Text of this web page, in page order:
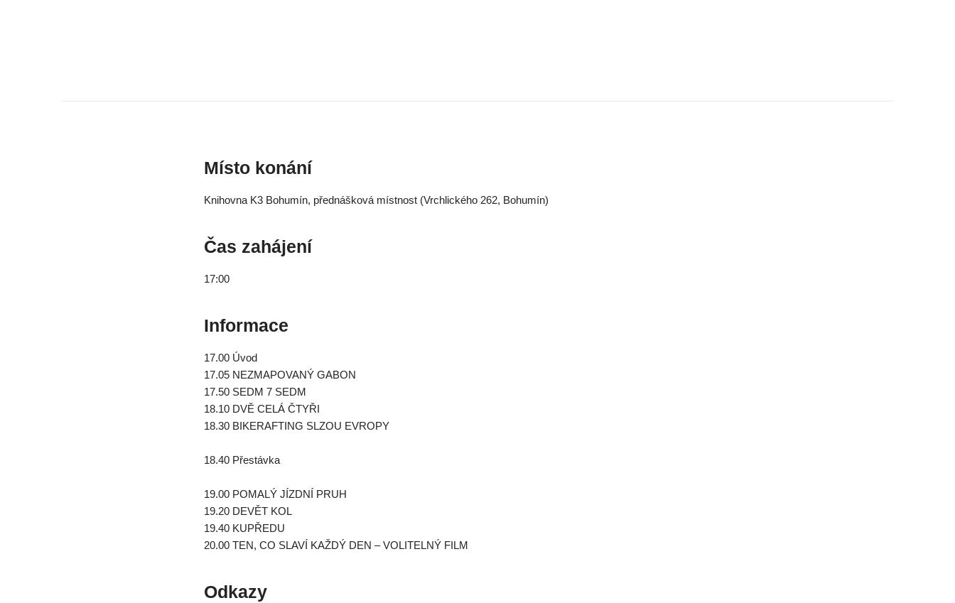
Místo konání
Knihovna K3 Bohumín, přednášková místnost (Vrchlického 262, Bohumín)
Čas zahájení
17:00
Informace
17.00 Úvod
17.05 NEZMAPOVANÝ GABON
17.50 SEDM 7 SEDM
18.10 DVĚ CELÁ ČTYŘI
18.30 BIKERAFTING SLZOU EVROPY
18.40 Přestávka
19.00 POMALÝ JÍZDNÍ PRUH
19.20 DEVĚT KOL
19.40 KUPŘEDU
20.00 TEN, CO SLAVÍ KAŽDÝ DEN – VOLITELNÝ FILM
Odkazy